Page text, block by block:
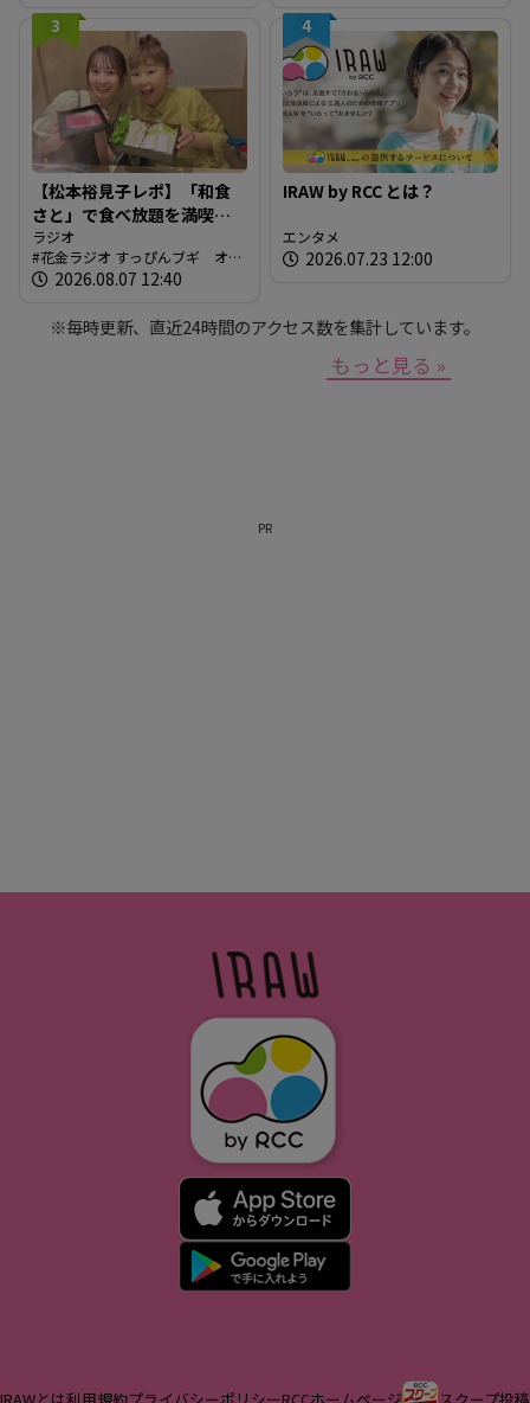
3
【松本裕見子レポ】「和食
さと」で食べ放題を満喫！
「さとしゃぶ」を体験！！
（RCCラジオ「花金ラジオ
すっぴんブギ」企画）
ラジオ
花金ラジオ すっぴんブギ オン
エア情報
2026.08.07 12:40
4
IRAW by RCC とは？
エンタメ
2026.07.23 12:00
※毎時更新、直近24時間のアクセス数を集計しています。
もっと見る »
PR